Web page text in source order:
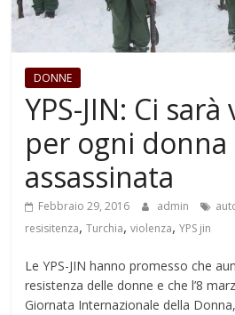
DONNE
YPS-JIN: Ci
per ogni donna
assassinata
Febbraio 29, 2016 admin
resisitenza,Turchia,violenza,YPS jin
Le YPS-JIN hanno promesso che
resistenza delle donne e che l’8
Giornata Internazionale della Donna,